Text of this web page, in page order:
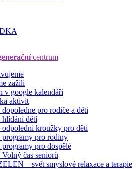
centrum
zažili
v google kalendáři
aktivit
pro rodiče a děti
dětí
kroužky pro děti
pro rodiny
pro dospělé
čas seniorů
– svět smyslové relaxace a terapie